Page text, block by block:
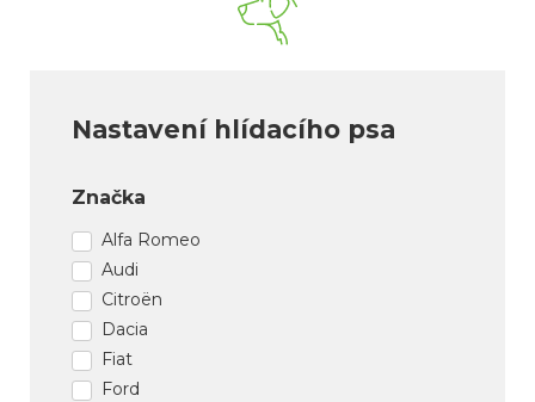
Nastavení hlídacího psa
Značka
Alfa Romeo
Audi
Citroën
Dacia
Fiat
Ford